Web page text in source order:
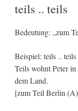
teils .. teils
Bedeutung: „zum
Beispiel: teils .. teils
Teils wohnt Peter
dem Land.
[zum Teil Berlin